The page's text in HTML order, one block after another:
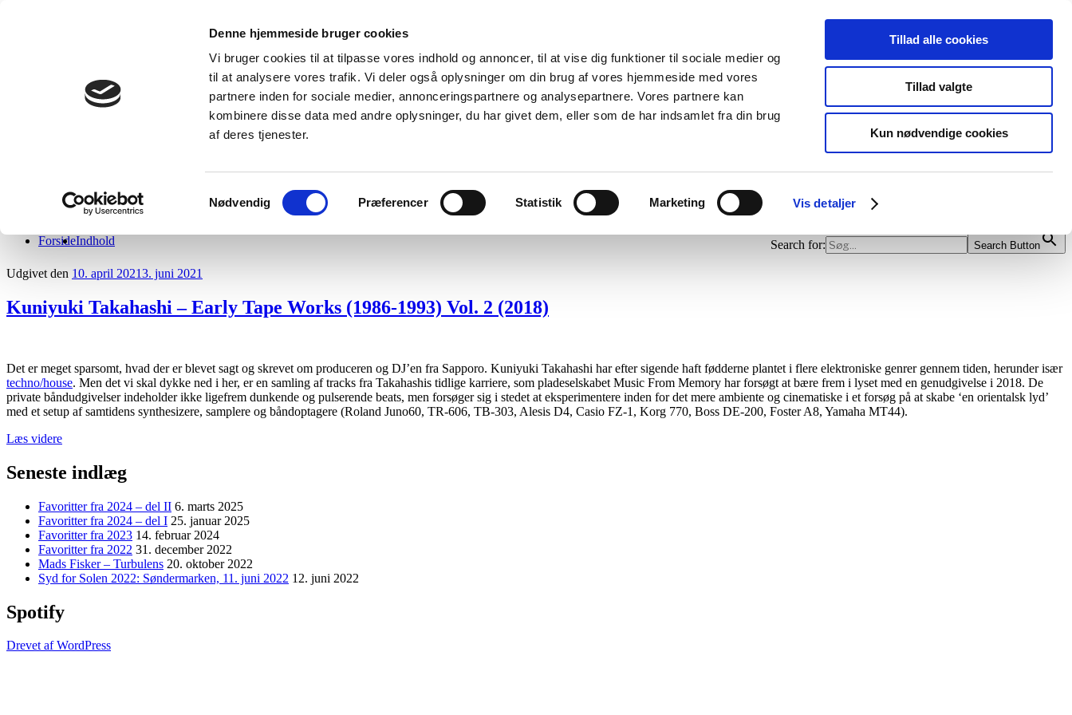
Denne hjemmeside bruger cookies
Vi bruger cookies til at tilpasse vores indhold og annoncer, til at vise dig funktioner til sociale medier og
til at analysere vores trafik. Vi deler også oplysninger om din brug af vores hjemmeside med vores
partnere inden for sociale medier, annonceringspartnere og analysepartnere. Vores partnere kan
kombinere disse data med andre oplysninger, du har givet dem, eller som de har indsamlet fra din brug
af deres tjenester.
Samtykkevalg
Nødvendig Præferencer Statistik Marketing Vis detaljer
Tillad alle cookies
Tillad valgte
Kun nødvendige cookies
Menu
ForsideIndhold Search for: Search Button
Udgivet den 10. april 20213. juni 2021
Kuniyuki Takahashi – Early Tape Works (1986-1993) Vol. 2 (2018)
Det er meget sparsomt, hvad der er blevet sagt og skrevet om produceren og DJ’en fra Sapporo. Kuniyuki Takahashi har efter sigende haft fødderne plantet i flere elektroniske genrer gennem tiden, herunder især
techno/house. Men det vi skal dykke ned i her, er en samling af tracks fra Takahashis tidlige karriere, som pladeselskabet Music From Memory har forsøgt at bære frem i lyset med en genudgivelse i 2018. De
private båndudgivelser indeholder ikke ligefrem dunkende og pulserende beats, men forsøger sig i stedet at eksperimentere inden for det mere ambiente og cinematiske i et forsøg på at skabe ‘en orientalsk lyd’
med et setup af samtidens synthesizere, samplere og båndoptagere (Roland Juno60, TR-606, TB-303, Alesis D4, Casio FZ-1, Korg 770, Boss DE-200, Foster A8, Yamaha MT44).
Læs videre
Seneste indlæg
Favoritter fra 2024 – del II 6. marts 2025
Favoritter fra 2024 – del I 25. januar 2025
Favoritter fra 2023 14. februar 2024
Favoritter fra 2022 31. december 2022
Mads Fisker – Turbulens 20. oktober 2022
Syd for Solen 2022: Søndermarken, 11. juni 2022 12. juni 2022
Spotify
Drevet af WordPress